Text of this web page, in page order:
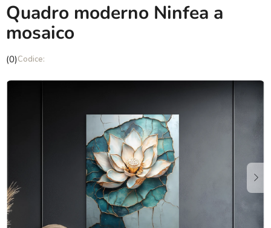
Quadro moderno Ninfea a
mosaico
La
media
(0)